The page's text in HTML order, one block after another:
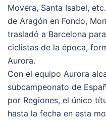
Movera, Santa Isabel,
de Aragón en Fondo,
trasladó a Barcelona
ciclistas de la época,
Aurora.
Con el equipo Aurora
subcampeonato de
por Regiones, el único
hasta la fecha en esta